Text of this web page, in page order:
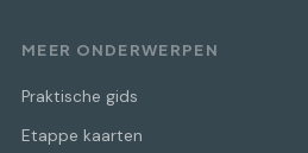
MEER ONDERWERPEN
Praktische gids
Etappe kaarten